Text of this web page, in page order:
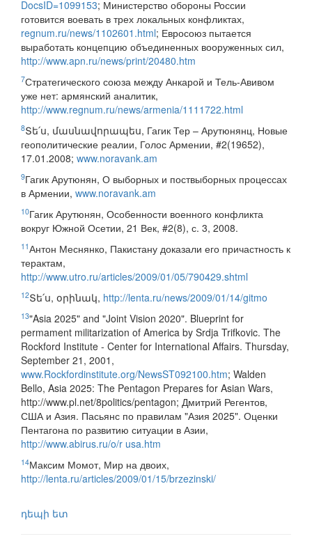
DocsID=1099153; Министерство обороны России
готовится воевать в трех локальных конфликтах,
regnum.ru/news/1102601.html; Евросоюз пытается
выработать концепцию объединенных вооруженных сил,
http://www.apn.ru/news/print/20480.htm
7Стратегического союза между Анкарой и Тель-Авивом
уже нет: армянский аналитик,
http://www.regnum.ru/news/armenia/1111722.html
8Տե՛ս, մասնավորապես, Гагик Тер – Арутюнянц, Новые
геополитические реалии, Голос Армении, #2(19652),
17.01.2008; www.noravank.am
9Гагик Арутюнян, О выборных и поствыборных процессах
в Армении, www.noravank.am
10Гагик Арутюнян, Особенности военного конфликта
вокруг Южной Осетии, 21 Век, #2(8), с. 3, 2008.
11Антон Меснянко, Пакистану доказали его причастность к
терактам,
http://www.utro.ru/articles/2009/01/05/790429.shtml
12Տե՛ս, օրինակ, http://lenta.ru/news/2009/01/14/gitmo
13"Asia 2025" and "Joint Vision 2020". Blueprint for
permament militarization of America by Srdja Trifkovic. The
Rockford Institute - Center for International Affairs. Thursday,
September 21, 2001,
www.Rockfordinstitute.org/NewsST092100.htm; Walden
Bello, Asia 2025: The Pentagon Prepares for Asian Wars,
http://www.pl.net/8politics/pentagon; Дмитрий Регентов,
США и Азия. Пасьянс по правилам "Азия 2025". Оценки
Пентагона по развитию ситуации в Азии,
http://www.abirus.ru/o/r usa.htm
14Максим Момот, Мир на двоих,
http://lenta.ru/articles/2009/01/15/brzezinski/
դեպի ետ